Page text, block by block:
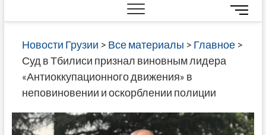
ГРУЗИИ
САЙТЕ
M
e
n
t
Новости Грузии > Все материалы > Главное>
Суд в Тбилиси признал виновным лидера
«Антиоккупационного движения» в
неповиновении и оскорблении полиции